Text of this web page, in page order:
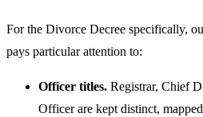
For the Divorce Decree specifically,
pays particular attention to:
Officer titles. Registrar, Chief
Officer are kept distinct,